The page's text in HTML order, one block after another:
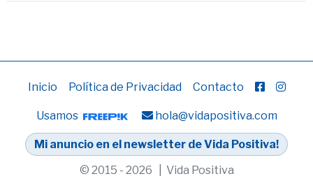
Inicio Política de Privacidad Contacto
Usamos hola@vidapositiva.com
Mi anuncio en el newsletter de Vida Positiva!
© 2015 - 2026 | Vida Positiva